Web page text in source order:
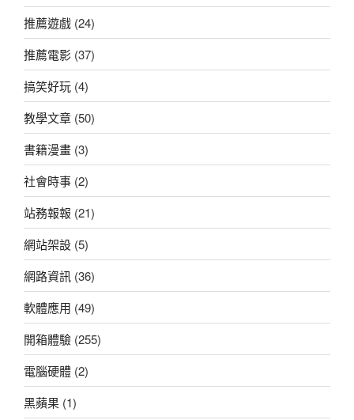
推薦遊戲 (24)
推薦電影 (37)
搞笑好玩 (4)
教學文章 (50)
書籍漫畫 (3)
社會時事 (2)
站務報報 (21)
網站架設 (5)
網路資訊 (36)
軟體應用 (49)
開箱體驗 (255)
電腦硬體 (2)
黑蘋果 (1)